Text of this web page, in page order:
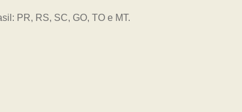
PR, RS, SC, GO, TO e MT.